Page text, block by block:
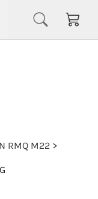
RMQ M22 >